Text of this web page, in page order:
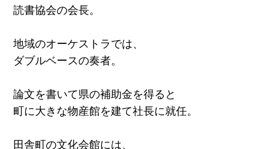
読書協会の会長。
地域のオーケストラでは、
ダブルベースの奏者。
論文を書いて県の補助金を得ると
町に大きな物産館を建て社長に就任。
田舎町の文化会館には、